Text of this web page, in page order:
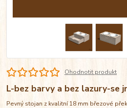
Ohodnotit produkt
L-bez barvy a bez lazury-se
Pevný stojan z kvalitní 18 mm březové